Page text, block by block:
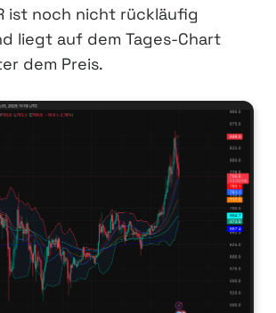
ist noch nicht rückläufig
liegt auf dem Tages-Chart
dem Preis.